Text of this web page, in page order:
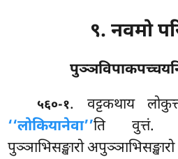
९. नवमो
५६०-१. वट्टकथाय
‘‘लोकियानेवा’’ति वुत्तं.
पुञ्ञाभिसङ्खारो